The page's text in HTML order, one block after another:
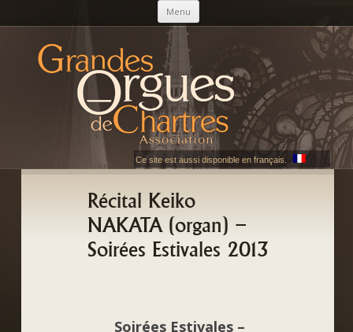
Menu Skip to content
AGOC
Les Grandes Orgues de Chartres
Ce site est aussi disponible en français.
Récital Keiko
NAKATA (organ) –
Soirées Estivales 2013
Soirées Estivales –